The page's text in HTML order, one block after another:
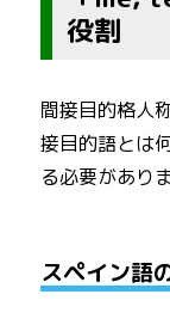
役割
間接目的格人
接目的語とは
る必要がありま
スペイン語